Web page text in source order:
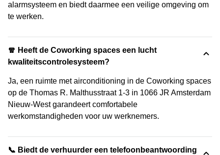
alarmsysteem en biedt daarmee een veilige omgeving om
te werken.
🧣 Heeft de Coworking spaces een lucht
kwaliteitscontrolesysteem?
Ja, een ruimte met airconditioning in de Coworking spaces
op de Thomas R. Malthusstraat 1-3 in 1066 JR Amsterdam
Nieuw-West garandeert comfortabele
werkomstandigheden voor uw werknemers.
📞 Biedt de verhuurder een telefoonbeantwoording